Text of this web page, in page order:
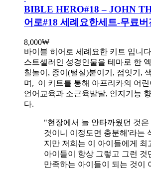
BIBLE HERO#18 – JOHN
어로#18 세례요한세트-무료
8,000₩
바이블 히어로 세례요한 키트 입니
스트셀러인 성경인물을 테마로 한
칠놀이, 종이(털실)붙이기, 점잇기,
며, 이 키트를 통해 아프리카의 어
언어교육과 소근육발달, 인지기능
다.
"현장에서 늘 안타까웠던 것
것이니 이정도면 충분해'라는
지만 저희는 이 아이들에게
아이들이 항상 그렇고 그런
만족하는 아이들이 되는 것이